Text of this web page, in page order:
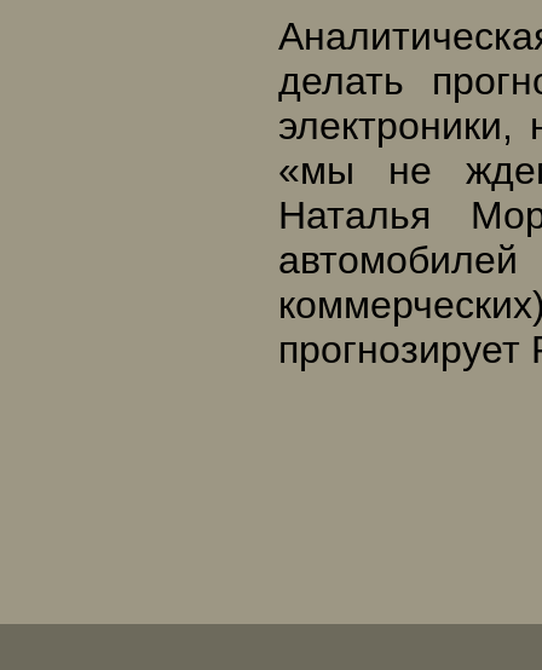
делать
«мы не
Наталья
прогнозирует